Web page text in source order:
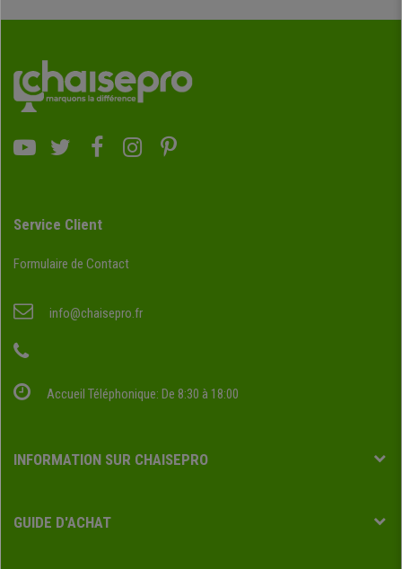
Service Client
Formulaire de Contact
info@chaisepro.fr
Accueil Téléphonique: De 8:30 à 18:00
INFORMATION SUR CHAISEPRO
GUIDE D'ACHAT